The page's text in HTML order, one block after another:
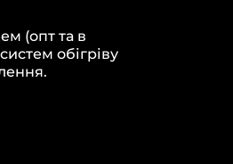
(опт та в
обігріву